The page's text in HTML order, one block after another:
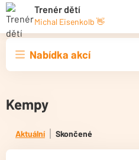
Trenér dětí
Michal Eisenkolb 👋
Nabídka akcí
Kempy
Aktuální Skončené